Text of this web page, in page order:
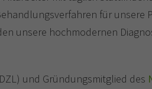
für unsere
unsere hochmodernen
und Gründungsmitglied des